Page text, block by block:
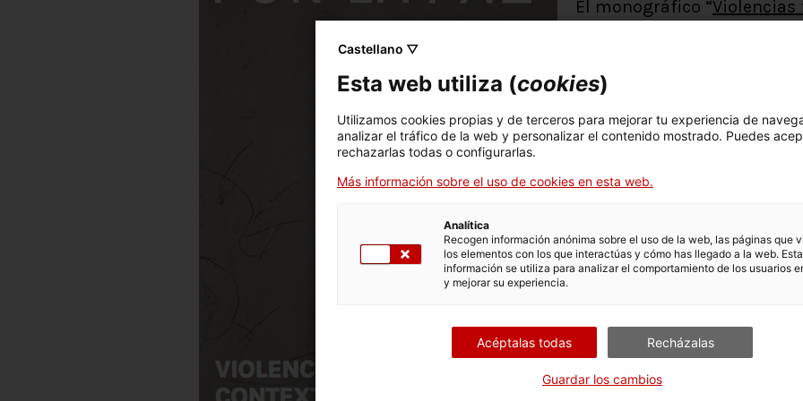
El monográfico “Violencias
” explora cómo los
construcción de paz
transformadoras a
violencia fuera de
quiere contribuir a dar
extremadamente
y, por otra parte, a dar
colectivos e instituciones
frente y proponer medidas
las violencias sino que
El monográfico cuenta
Ana Glenda Tegler, Roger
Castellano ▽
Esta web utiliza (cookies)
Utilizamos cookies propias y de terceros para mejorar tu experiencia de
analizar el tráfico de la web y personalizar el contenido mostrado. Puedes
rechazarlas todas o configurarlas.
Más información sobre el uso de cookies en esta web.
Analítica
Recogen información anónima sobre el uso de la web, las páginas que
los elementos con los que interactúas y cómo has llegado a la web. Esta
información se utiliza para analizar el comportamiento de los usuarios
y mejorar su experiencia.
Acéptalas todas Recházalas
Guardar los cambios